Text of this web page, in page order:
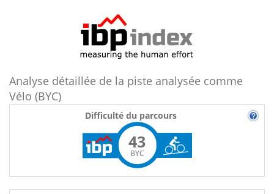
Analyse détaillée de la piste analysée comme
Vélo (BYC)
Difficulté du parcours
43
BYC